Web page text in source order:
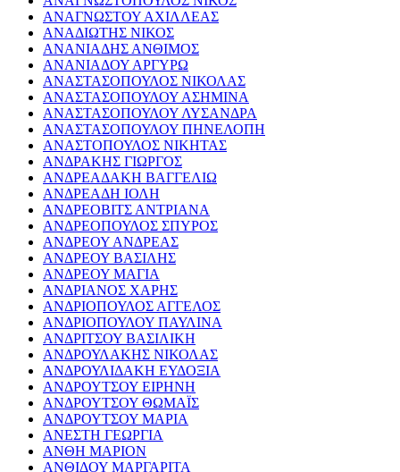
ΑΝΑΓΝΩΣΤΟΥ ΑΧΙΛΛΕΑΣ
ΑΝΑΔΙΩΤΗΣ ΝΙΚΟΣ
ΑΝΑΝΙΑΔΗΣ ΑΝΘΙΜΟΣ
ΑΝΑΝΙΑΔΟΥ ΑΡΓΥΡΩ
ΑΝΑΣΤΑΣΟΠΟΥΛΟΣ ΝΙΚΟΛΑΣ
ΑΝΑΣΤΑΣΟΠΟΥΛΟΥ ΑΣΗΜΙΝΑ
ΑΝΑΣΤΑΣΟΠΟΥΛΟΥ ΛΥΣΑΝΔΡΑ
ΑΝΑΣΤΑΣΟΠΟΥΛΟΥ ΠΗΝΕΛΟΠΗ
ΑΝΑΣΤΟΠΟΥΛΟΣ ΝΙΚΗΤΑΣ
ΑΝΔΡΑΚΗΣ ΓΙΩΡΓΟΣ
ΑΝΔΡΕΑΔΑΚΗ ΒΑΓΓΕΛΙΩ
ΑΝΔΡΕΑΔΗ ΙΟΛΗ
ΑΝΔΡΕΟΒΙΤΣ ΑΝΤΡΙΑΝΑ
ΑΝΔΡΕΟΠΟΥΛΟΣ ΣΠΥΡΟΣ
ΑΝΔΡΕΟΥ ΑΝΔΡΕΑΣ
ΑΝΔΡΕΟΥ ΒΑΣΙΛΗΣ
ΑΝΔΡΕΟΥ ΜΑΓΙΑ
ΑΝΔΡΙΑΝΟΣ ΧΑΡΗΣ
ΑΝΔΡΙΟΠΟΥΛΟΣ ΑΓΓΕΛΟΣ
ΑΝΔΡΙΟΠΟΥΛΟΥ ΠΑΥΛΙΝΑ
ΑΝΔΡΙΤΣΟΥ ΒΑΣΙΛΙΚΗ
ΑΝΔΡΟΥΛΑΚΗΣ ΝΙΚΟΛΑΣ
ΑΝΔΡΟΥΛΙΔΑΚΗ ΕΥΔΟΞΙΑ
ΑΝΔΡΟΥΤΣΟΥ ΕΙΡΗΝΗ
ΑΝΔΡΟΥΤΣΟΥ ΘΩΜΑΪΣ
ΑΝΔΡΟΥΤΣΟΥ ΜΑΡΙΑ
ΑΝΕΣΤΗ ΓΕΩΡΓΙΑ
ΑΝΘΗ ΜΑΡΙΟΝ
ΑΝΘΙΔΟΥ ΜΑΡΓΑΡΙΤΑ